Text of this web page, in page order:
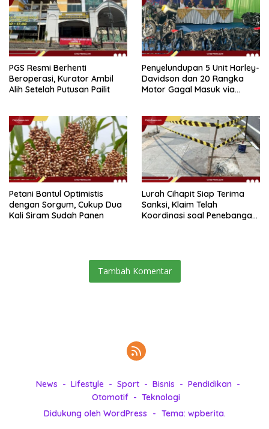
PGS Resmi Berhenti
Beroperasi, Kurator Ambil
Alih Setelah Putusan Pailit
Penyelundupan 5 Unit Harley-
Davidson dan 20 Rangka
Motor Gagal Masuk via
Petani Bantul Optimistis
dengan Sorgum, Cukup Dua
Kali Siram Sudah Panen
Lurah Cihapit Siap Terima
Sanksi, Klaim Telah
Koordinasi soal Penebangan
Tambah Komentar
News Lifestyle Sport Bisnis
Pendidikan
Otomotif
Teknologi
Didukung oleh WordPress
- Tema: wpberita.